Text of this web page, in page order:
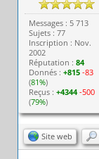
Messages : 5 713
Sujets : 77
Inscription : Nov.
2002
Réputation :84
Donnés :+815 -83
(81%)
Reçus :+4344 -500
(79%)
Site web